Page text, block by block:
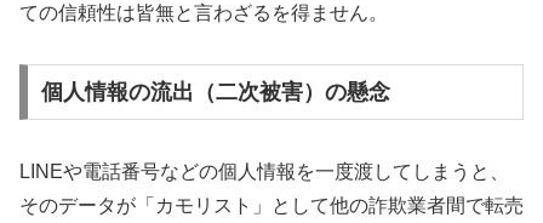
ての信頼性は皆無と言わざるを得ません。
個人情報の流出（二次被害）の懸念
LINEや電話番号などの個人情報を一度渡してしまうと、
そのデータが「カモリスト」として他の詐欺業者間で転売